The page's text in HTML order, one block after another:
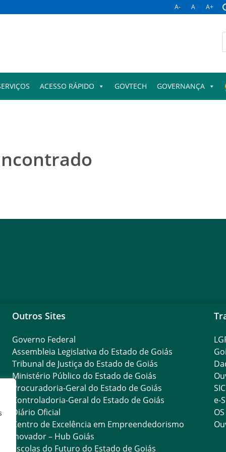
A- A A+
ACESSO RÁPIDO GOVTECH GOVERNANÇA
Outros Sites
Governo Federal
Assembleia Legislativa do Estado de Goiás
Tribunal de Justiça do Estado de Goiás
Ministério Público do Estado de Goiás
Procuradoria-Geral do Estado de Goiás
Controladoria-Geral do Estado de Goiás
Diário Oficial
Centro de Excelência em Empreendedorismo
Inovador – Hub Goiás
Escolas do Futuro do Estado de Goiás
e-